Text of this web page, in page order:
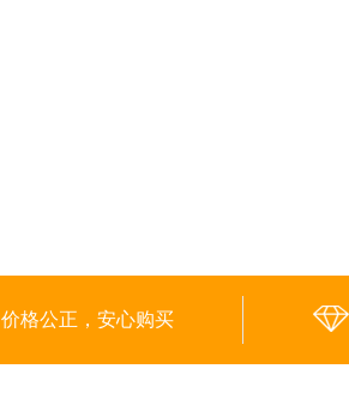
价格公正，安心购买